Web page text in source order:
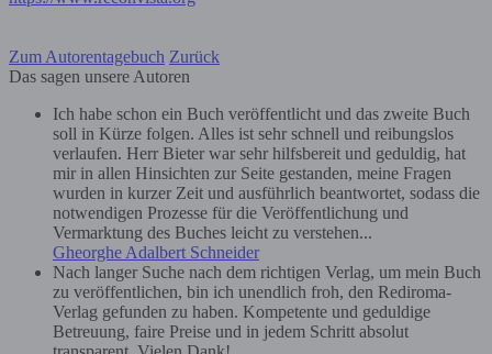
Zum Autorentagebuch Zurück
Das sagen unsere Autoren
Ich habe schon ein Buch veröffentlicht und das zweite Buch
soll in Kürze folgen. Alles ist sehr schnell und reibungslos
verlaufen. Herr Bieter war sehr hilfsbereit und geduldig, hat
mir in allen Hinsichten zur Seite gestanden, meine Fragen
wurden in kurzer Zeit und ausführlich beantwortet, sodass die
notwendigen Prozesse für die Veröffentlichung und
Vermarktung des Buches leicht zu verstehen...
Gheorghe Adalbert Schneider
Nach langer Suche nach dem richtigen Verlag, um mein Buch
zu veröffentlichen, bin ich unendlich froh, den Rediroma-
Verlag gefunden zu haben. Kompetente und geduldige
Betreuung, faire Preise und in jedem Schritt absolut